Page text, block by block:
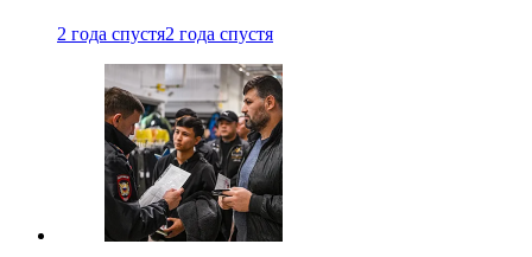
2 года спустя2 года спустя